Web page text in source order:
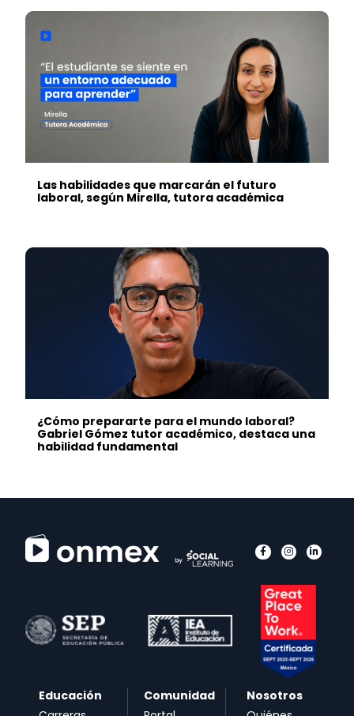
Las habilidades que marcarán el futuro
laboral, según Mirella, tutora académica
¿Cómo prepararte para el mundo laboral?
Gabriel Gómez tutor académico, destaca una
habilidad fundamental
Educación
Comunidad
Nosotros